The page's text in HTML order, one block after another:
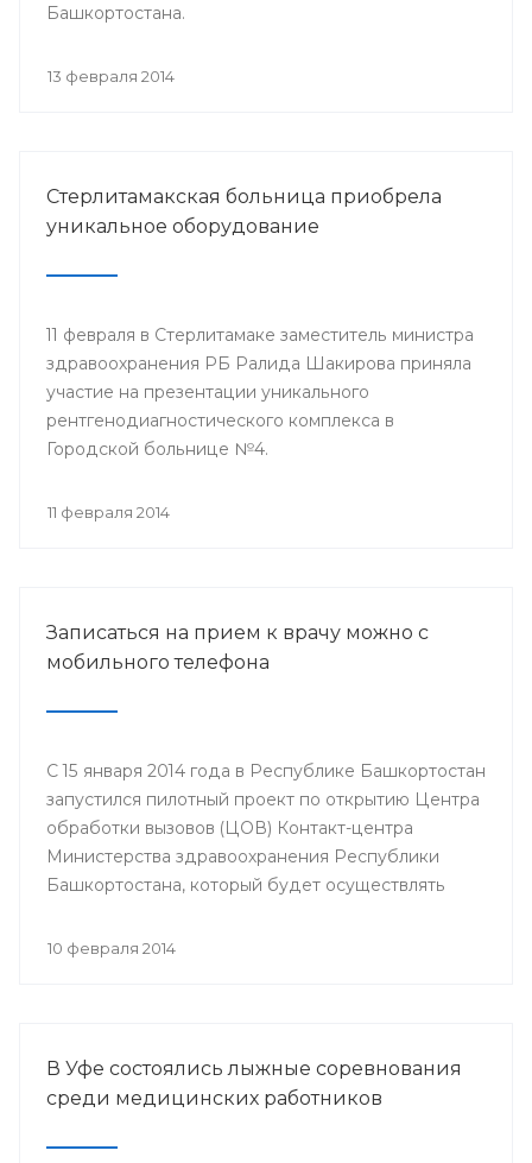
Башкортостана.
13 февраля 2014
Стерлитамакская больница приобрела
уникальное оборудование
11 февраля в Стерлитамаке заместитель министра
здравоохранения РБ Ралида Шакирова приняла
участие на презентации уникального
рентгенодиагностического комплекса в
Городской больнице №4.
11 февраля 2014
Записаться на прием к врачу можно с
мобильного телефона
С 15 января 2014 года в Республике Башкортостан
запустился пилотный проект по открытию Центра
обработки вызовов (ЦОВ) Контакт-центра
Министерства здравоохранения Республики
Башкортостана, который будет осуществлять
телефона. ЦОВ располагается и функционирует
10 февраля 2014
В Уфе состоялись лыжные соревнования
среди медицинских работников